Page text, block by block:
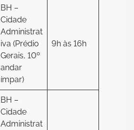
BH –
Cidade
Administrat
iva (Prédio
Gerais, 10º
andar
ímpar)
9h às 16h
BH –
Cidade
Administrat